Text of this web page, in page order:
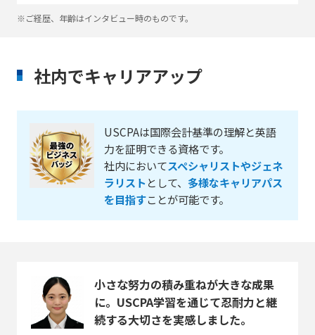
※ご経歴、年齢はインタビュー時のものです。
社内でキャリアアップ
USCPAは国際会計基準の理解と英語
力を証明できる資格です。
社内においてスペシャリストやジェネ
ラリストとして、 多様なキャリアパス
を目指すことが可能です。
小さな努力の積み重ねが大きな成果
に。USCPA学習を通じて忍耐力と継
続する大切さを実感しました。